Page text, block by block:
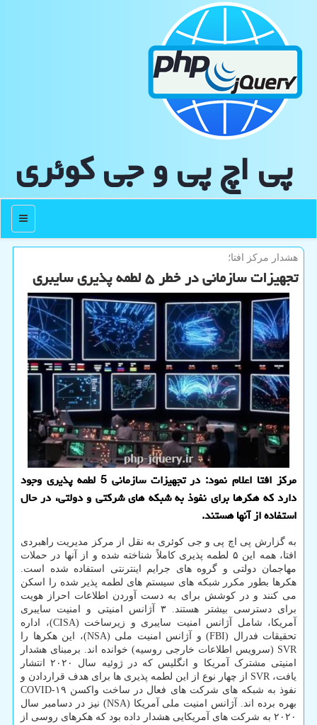
پی اچ پی و جی كوئری
منو
هشدار مركز افتا؛
تجهیزات سازمانی در خطر ۵ لطمه پذیری سایبری
مرکز افتا اعلام نمود: در تجهیزات سازمانی 5 لطمه پذیری وجود
دارد که هکرها برای نفوذ به شبکه های شرکتی و دولتی، در حال
استفاده از آنها هستند.
به گزارش پی اچ پی و جی کوئری به نقل از مرکز مدیریت راهبردی
افتا، همه این ۵ لطمه پذیری کاملاً شناخته شده و از آنها در حملات
مهاجمان دولتی و گروه های جرایم اینترنتی استفاده شده است.
هکرها بطور مکرر شبکه های سیستم های لطمه پذیر شده را اسکن
می کنند و در کوشش برای به دست آوردن اطلاعات احراز هویت
برای دسترسی بیشتر هستند. ۳ آژانس امنیتی و امنیت سایبری
آمریکا، شامل آژانس امنیت سایبری و زیرساخت (CISA)، اداره
تحقیقات فدرال (FBI) و آژانس امنیت ملی (NSA)، این هکرها را
SVR (سرویس اطلاعات خارجی روسیه) خوانده اند. برمبنای هشدار
امنیتی مشترک آمریکا و انگلیس که در ژوئیه سال ۲۰۲۰ انتشار
یافت، SVR از چهار نوع از این لطمه پذیری ها برای هدف قراردادن و
نفوذ به شبکه های شرکت های فعال در ساخت واکسن COVID-۱۹
بهره برده اند. آژانس امنیت ملی آمریکا (NSA) نیز در دسامبر سال
۲۰۲۰ به شرکت های آمریکایی هشدار داده بود که هکرهای روسی از